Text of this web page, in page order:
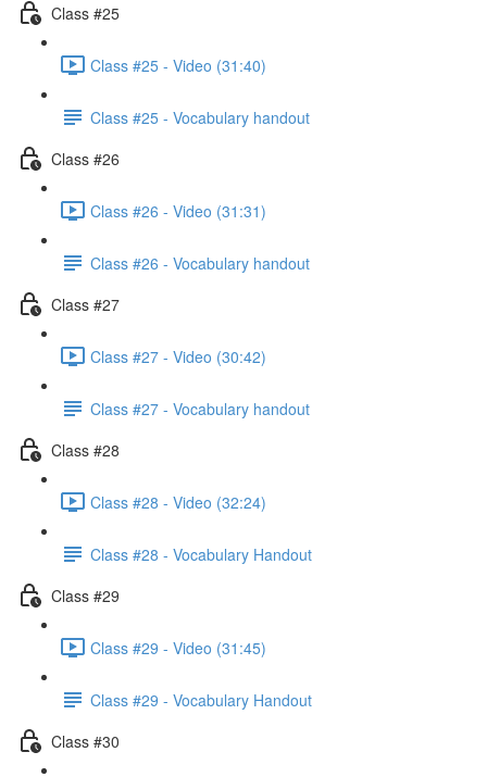
Class #25
Class #25 - Video (31:40)
Class #25 - Vocabulary handout
Class #26
Class #26 - Video (31:31)
Class #26 - Vocabulary handout
Class #27
Class #27 - Video (30:42)
Class #27 - Vocabulary handout
Class #28
Class #28 - Video (32:24)
Class #28 - Vocabulary Handout
Class #29
Class #29 - Video (31:45)
Class #29 - Vocabulary Handout
Class #30